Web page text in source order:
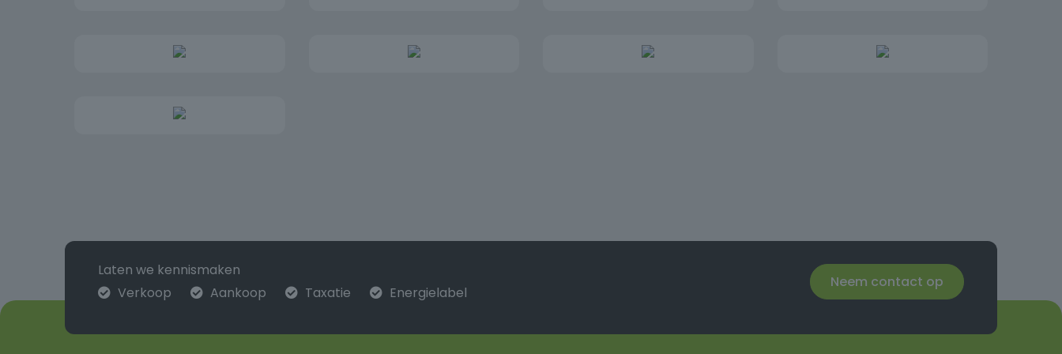
Van deze woning is een eigen website met o.a. fullscreen foto’s en een film beschikbaar. U
Laten we kennismaken
Verkoop
Aankoop Taxatie Energielabel
Neem contact op